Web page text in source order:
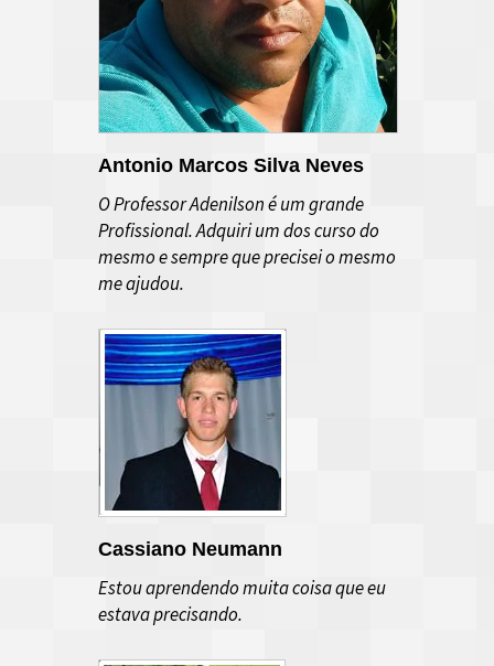
Antonio Marcos Silva Neves
O Professor Adenilson é um grande
Profissional. Adquiri um dos curso do
mesmo e sempre que precisei o mesmo
me ajudou.
Cassiano Neumann
Estou aprendendo muita coisa que eu
estava precisando.